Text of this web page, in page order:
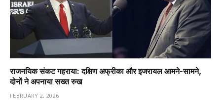
राजनयिक संकट गहराया: दक्षिण अफ्रीका और इजरायल आमने-सामने,
दोनों ने अपनाया सख्त रुख
FEBRUARY 2, 2026